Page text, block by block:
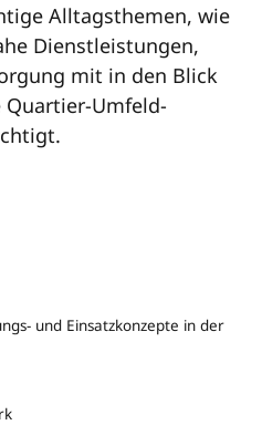
Alltagsthemen, wie
Dienstleistungen,
mit in den Blick
Umfeld-
und Einsatzkonzepte in der